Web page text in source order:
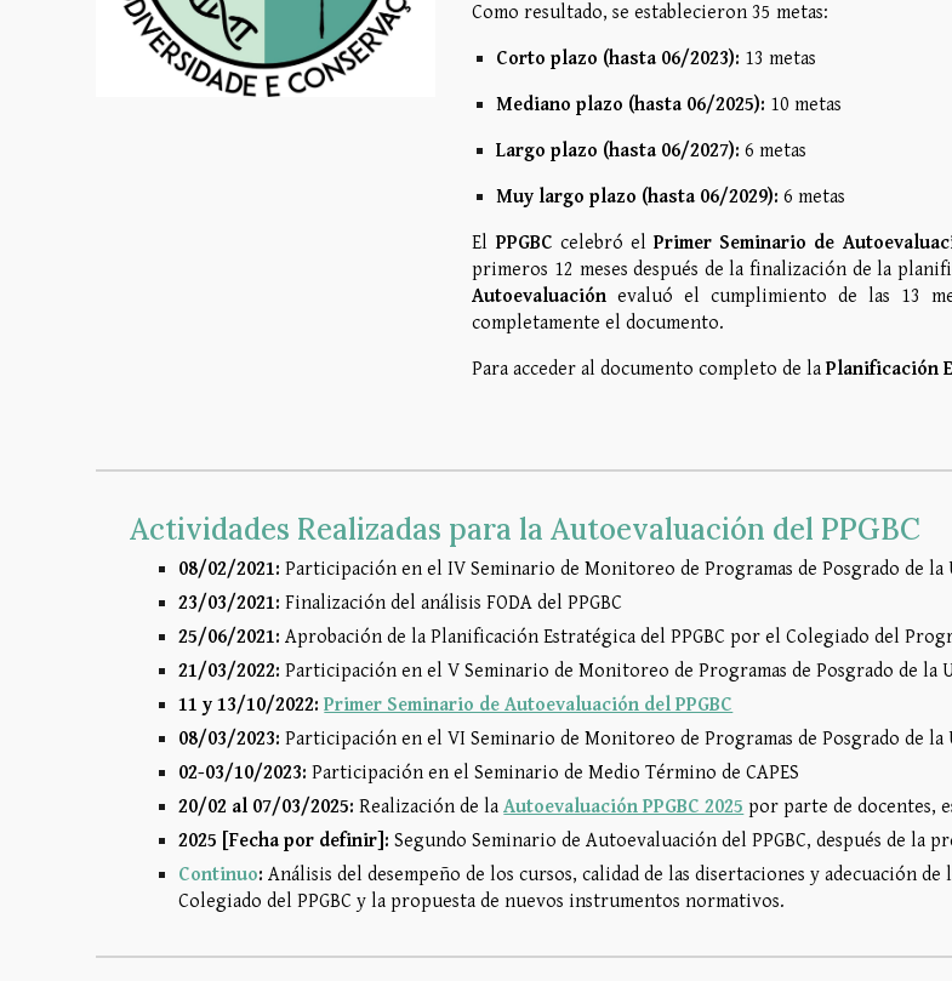
Como resultado, se establecieron 35 metas:
Corto plazo (hasta 06/2023): 13 metas
Mediano plazo (hasta 06/2025): 10 metas
Largo plazo (hasta 06/2027): 6 metas
Muy largo plazo (hasta 06/2029): 6 metas
El PPGBC celebró elPrimer Seminario de
primeros 12 meses después de la finalización de la
Autoevaluación evaluó el cumplimiento de las 13
completamente el documento.
Para acceder al documento completo de laPlanificación
Actividades Realizadas para la Autoevaluación del PPGBC
08/02/2021: Participación en el IV Seminario de Monitoreo de Programas de Posgrado de la
23/03/2021: Finalización del análisis FODA del PPGBC
25/06/2021: Aprobación de la Planificación Estratégica del PPGBC por el Colegiado del
21/03/2022: Participación en el V Seminario de Monitoreo de Programas de Posgrado de la
11 y 13/10/2022: Primer Seminario de Autoevaluación del PPGBC
08/03/2023: Participación en el VI Seminario de Monitoreo de Programas de Posgrado de la
02-03/10/2023: Participación en el Seminario de Medio Término de CAPES
20/02 al 07/03/2025:Realización de laAutoevaluación PPGBC 2025 por parte de docentes,
2025 [Fecha por definir]: Segundo Seminario de Autoevaluación del PPGBC, después de la
Continuo: Análisis del desempeño de los cursos, calidad de las disertaciones y adecuación
Colegiado del PPGBC y la propuesta de nuevos instrumentos normativos.